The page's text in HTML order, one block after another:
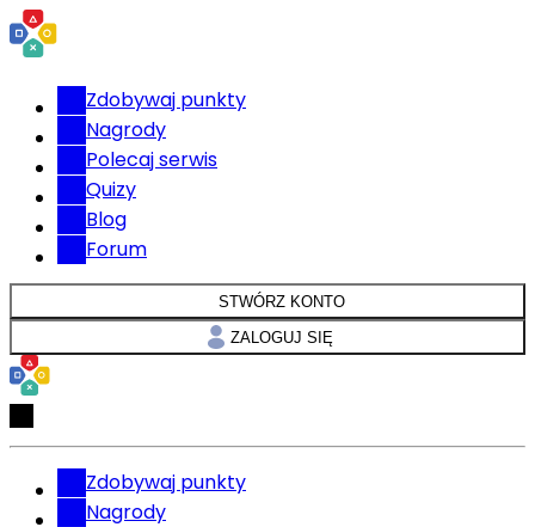
Zdobywaj punkty
Nagrody
Polecaj serwis
Quizy
Blog
Forum
STWÓRZ KONTO
ZALOGUJ SIĘ
Zdobywaj punkty
Nagrody